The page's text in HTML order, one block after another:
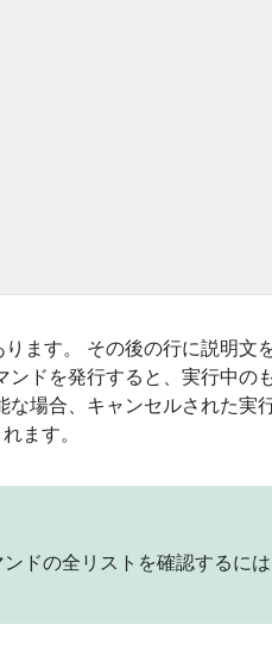
ます。 その後の行に説明文
ドを発行すると、実行中の
な場合、キャンセルされた実
ます。
ドの全リストを確認するには